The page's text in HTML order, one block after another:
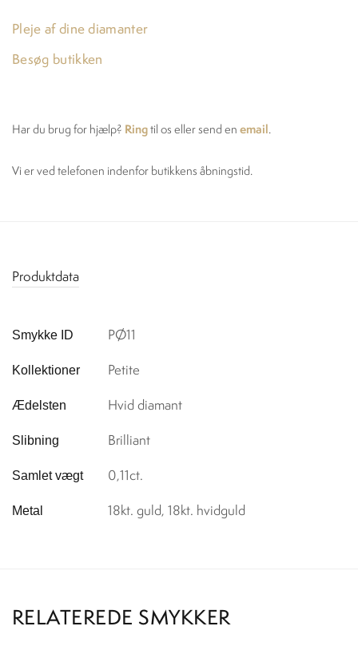
Pleje af dine diamanter
Besøg butikken
Har du brug for hjælp? Ringtil os eller send en email.
Vi er ved telefonen indenfor butikkens åbningstid.
Produktdata
Smykke ID PØ11
Kollektioner Petite
Ædelsten Hvid diamant
Slibning Brilliant
Samlet vægt 0,11ct.
Metal 18kt. guld, 18kt. hvidguld